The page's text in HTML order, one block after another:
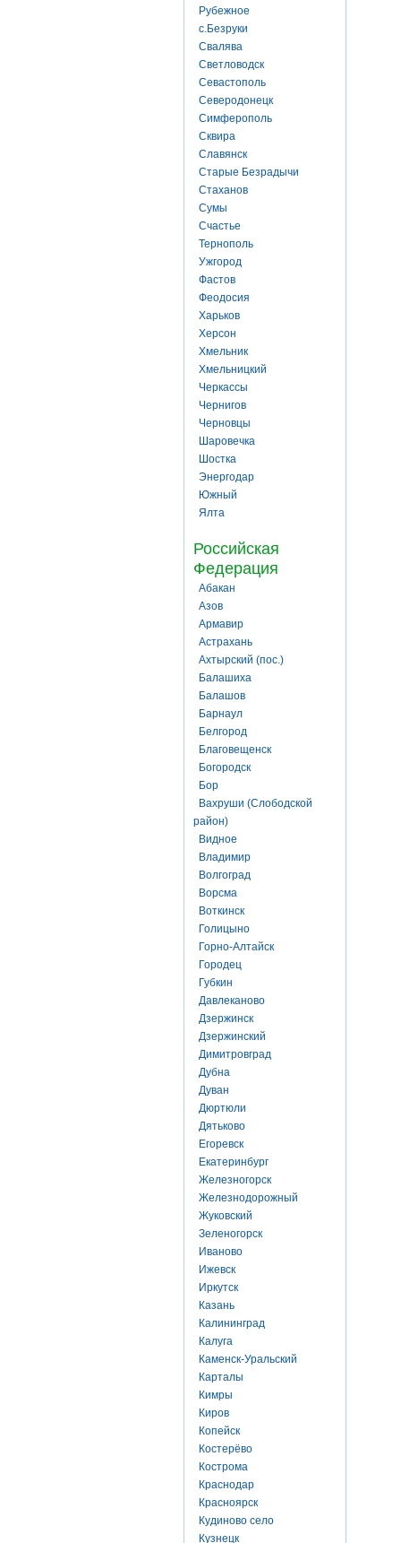
Рубежное
с.Безруки
Свалява
Светловодск
Севастополь
Северодонецк
Симферополь
Сквира
Славянск
Старые Безрадычи
Стаханов
Сумы
Счастье
Тернополь
Ужгород
Фастов
Феодосия
Харьков
Херсон
Хмельник
Хмельницкий
Черкассы
Чернигов
Черновцы
Шаровечка
Шостка
Энергодар
Южный
Ялта
Российская
Федерация
Абакан
Азов
Армавир
Астрахань
Ахтырский (пос.)
Балашиха
Балашов
Барнаул
Белгород
Благовещенск
Богородск
Бор
Вахруши (Слободской
район)
Видное
Владимир
Волгоград
Ворсма
Воткинск
Голицыно
Горно-Алтайск
Городец
Губкин
Давлеканово
Дзержинск
Дзержинский
Димитровград
Дубна
Дуван
Дюртюли
Дятьково
Егоревск
Екатеринбург
Железногорск
Железнодорожный
Жуковский
Зеленогорск
Иваново
Ижевск
Иркутск
Казань
Калининград
Калуга
Каменск-Уральский
Карталы
Кимры
Киров
Копейск
Костерёво
Кострома
Краснодар
Красноярск
Кудиново село
Кузнецк